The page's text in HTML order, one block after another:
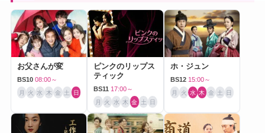
お父さんが変
BS10 08:00～
月 火 水 木 金 土 日
ピンクのリップス
ティック
BS11 17:00～
月 火 水 木 金 土 日
ホ・ジュン
BS12 15:00～
月 火 水 木 金 土 日